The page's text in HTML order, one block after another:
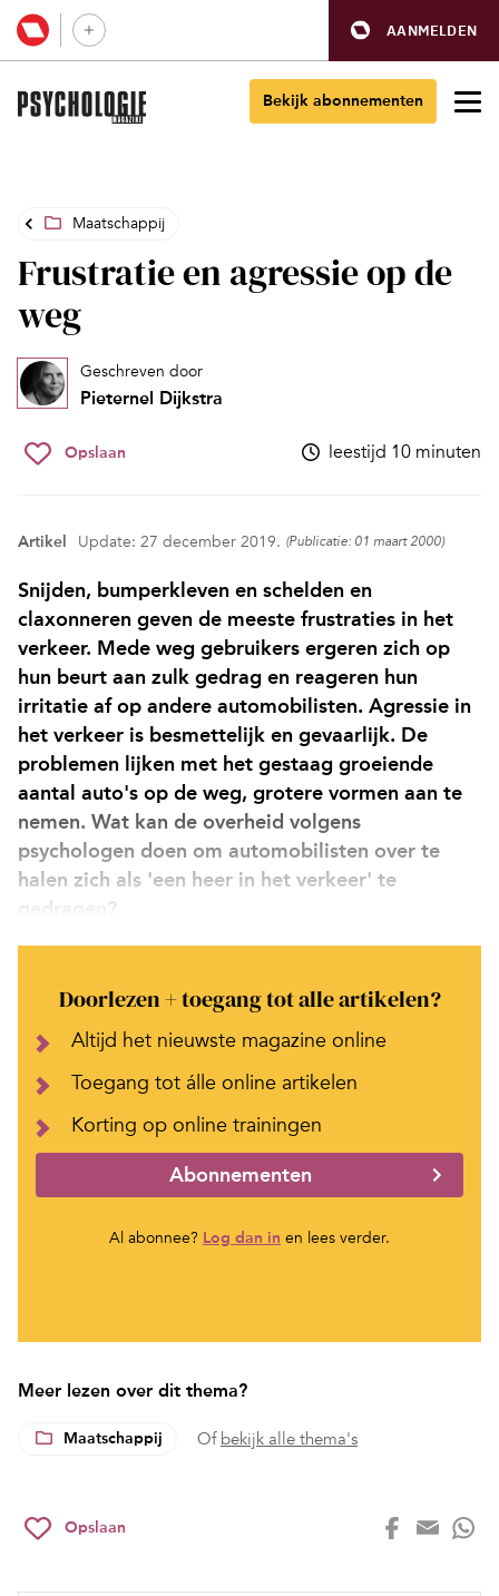
AANMELDEN
Bekijk abonnementen
Maatschappij
Frustratie en agressie op de
weg
Geschreven door
Pieternel Dijkstra
Opslaan leestijd 10 minuten
Artikel Update: 27 december 2019. (Publicatie: 01 maart 2000)
Snijden, bumperkleven en schelden en
claxonneren geven de meeste frustraties in het
verkeer. Mede weg gebruikers ergeren zich op
hun beurt aan zulk gedrag en reageren hun
irritatie af op andere automobilisten. Agressie in
het verkeer is besmettelijk en gevaarlijk. De
problemen lijken met het gestaag groeiende
aantal auto's op de weg, grotere vormen aan te
nemen. Wat kan de overheid volgens
psychologen doen om automobilisten over te
halen zich als 'een heer in het verkeer' te
gedragen?
Doorlezen + toegang tot alle artikelen?
Altijd het nieuwste magazine online
Toegang tot álle online artikelen
Korting op online trainingen
Abonnementen
Al abonnee? Log dan in en lees verder.
Meer lezen over dit thema?
Maatschappij Of bekijk alle thema's
Opslaan